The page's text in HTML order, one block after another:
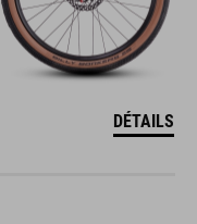
DÉTAILS